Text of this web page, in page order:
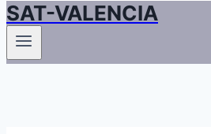
SAT-VALENCIA